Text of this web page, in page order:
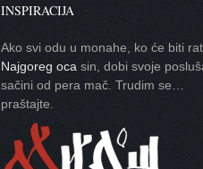
INSPIRACIJA
Ako svi odu u monahe, ko će biti
Najgoreg oca sin, dobi svoje
sačini od pera mač. Trudim se…
praštajte.